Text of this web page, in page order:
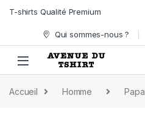
Skip to navigation
T-shirts Qualité Premium
Qui sommes-nous ?
Accueil Homme Papa